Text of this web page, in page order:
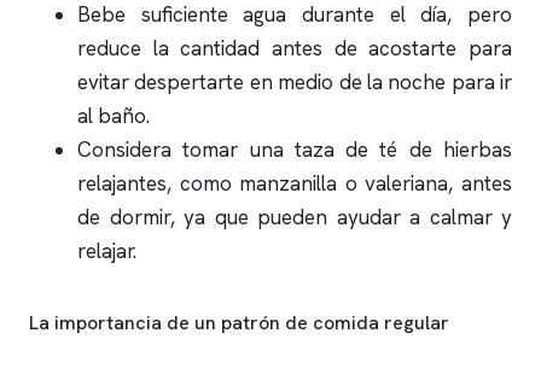
Bebe suficiente agua durante el día, pero
reduce la cantidad antes de acostarte para
evitar despertarte en medio de la noche para ir
al baño.
Considera tomar una taza de té de hierbas
relajantes, como manzanilla o valeriana, antes
de dormir, ya que pueden ayudar a calmar y
relajar.
La importancia de un patrón de comida regular